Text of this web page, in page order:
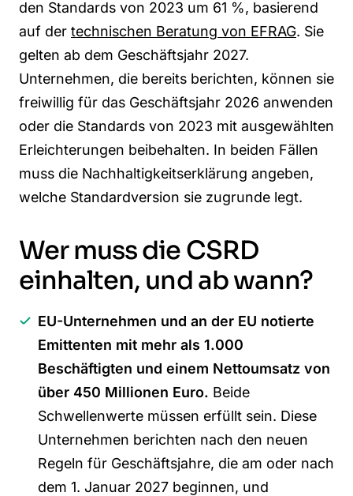
den Standards von 2023 um 61 %, basierend
auf der technischen Beratung von EFRAG. Sie
gelten ab dem Geschäftsjahr 2027.
Unternehmen, die bereits berichten, können sie
freiwillig für das Geschäftsjahr 2026 anwenden
oder die Standards von 2023 mit ausgewählten
Erleichterungen beibehalten. In beiden Fällen
muss die Nachhaltigkeitserklärung angeben,
welche Standardversion sie zugrunde legt.
Wer muss die CSRD
einhalten, und ab wann?
EU-Unternehmen und an der EU notierte
Emittenten mit mehr als 1.000
Beschäftigten und einem Nettoumsatz von
über 450 Millionen Euro. Beide
Schwellenwerte müssen erfüllt sein. Diese
Unternehmen berichten nach den neuen
Regeln für Geschäftsjahre, die am oder nach
dem 1. Januar 2027 beginnen, und